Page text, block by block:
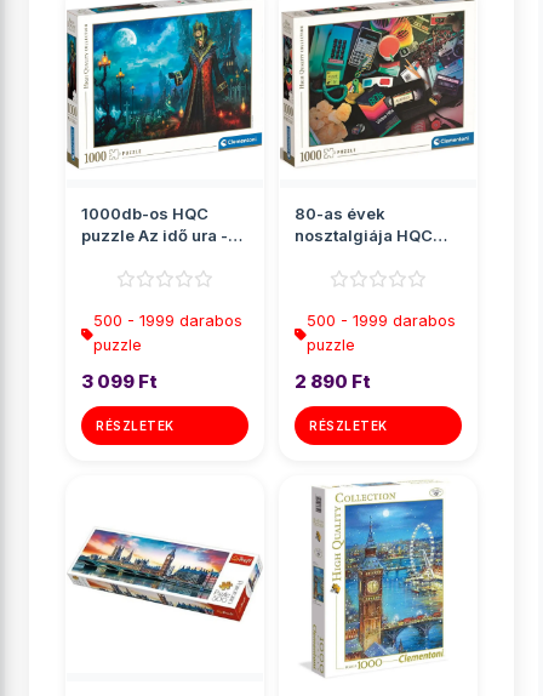
1000db-os HQC
puzzle Az idő ura -
500 - 1999 darabos
puzzle
3 099 Ft
RÉSZLETEK
80-as évek
nosztalgiája HQC
Clementoni
500 - 1999 darabos
puzzle
2 890 Ft
RÉSZLETEK